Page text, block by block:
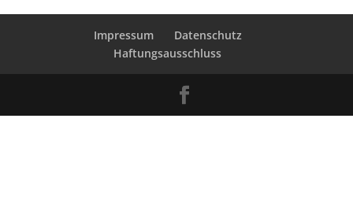
Impressum
Datenschutz
Haftungsausschluss